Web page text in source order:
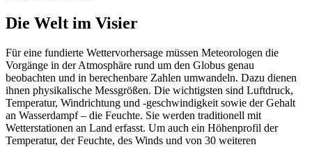
Die Welt im Visier
Für eine fundierte Wettervorhersage müssen Meteorologen die
Vorgänge in der Atmosphäre rund um den Globus genau
beobachten und in berechenbare Zahlen umwandeln. Dazu dienen
ihnen physikalische Messgrößen. Die wichtigsten sind Luftdruck,
Temperatur, Windrichtung und -geschwindigkeit sowie der Gehalt
an Wasserdampf – die Feuchte. Sie werden traditionell mit
Wetterstationen an Land erfasst. Um auch ein Höhenprofil der
Temperatur, der Feuchte, des Winds und von 30 weiteren